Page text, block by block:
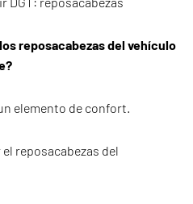
reposacabezas del vehículo
elemento de confort.
reposacabezas del